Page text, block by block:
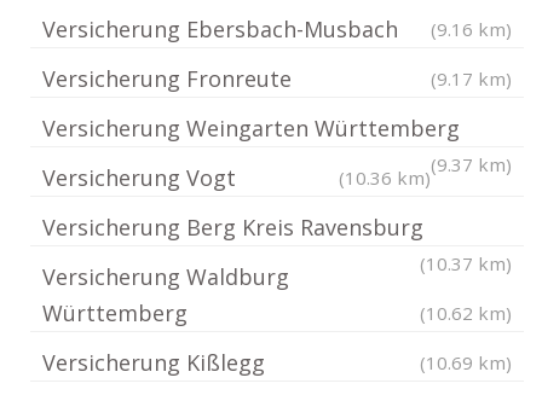
Versicherung Ebersbach-Musbach (9.16 km)
Versicherung Fronreute (9.17 km)
Versicherung Weingarten Württemberg
(9.37 km)
Versicherung Vogt (10.36 km)
Versicherung Berg Kreis Ravensburg
(10.37 km)
Versicherung Waldburg
Württemberg
(10.62 km)
Versicherung Kißlegg (10.69 km)